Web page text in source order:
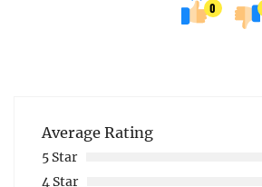
0
Average Rating
5 Star
4 Star